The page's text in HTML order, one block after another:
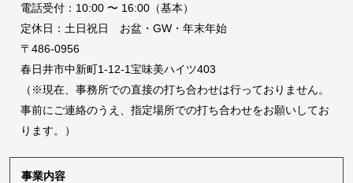
電話受付：10:00 〜 16:00（基本）
定休日：土日祝日 お盆・GW・年末年始
〒486-0956
春日井市中新町1-12-1宝味美ハイツ403
（※現在、事務所での直接の打ち合わせは行っておりません。
事前にご連絡のうえ、指定場所での打ち合わせをお願いしてお
ります。）
事業内容